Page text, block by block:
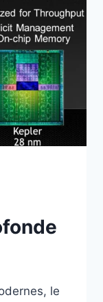
le